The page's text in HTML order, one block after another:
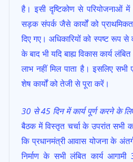
है। इसी दृष्टिकोण से परियोजनाओं
सड़क संपर्क जैसे कार्यों को
दिए गए। अधिकारियों को स्पष्ट रूप से
के बाद भी यदि बाह्य विकास कार्य
लाभ नहीं मिल पाता है। इसलिए
शेष कार्यों को तेजी से पूरा करें।
30 से 45 दिन में कार्य पूर्ण करने के लिए
बैठक में विस्तृत चर्चा के उपरांत सभी
कि प्रधानमंत्री आवास योजना के
निर्माण के सभी लंबित कार्य